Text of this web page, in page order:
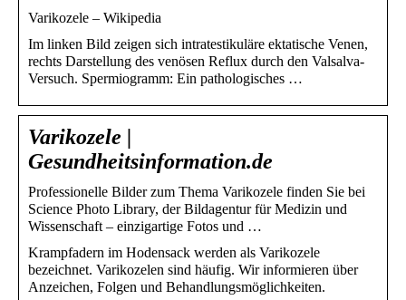
Varikozele – Wikipedia
Im linken Bild zeigen sich intratestikuläre ektatische Venen,
rechts Darstellung des venösen Reflux durch den Valsalva-
Versuch. Spermiogramm: Ein pathologisches …
Varikozele |
Gesundheitsinformation.de
Professionelle Bilder zum Thema Varikozele finden Sie bei
Science Photo Library, der Bildagentur für Medizin und
Wissenschaft – einzigartige Fotos und …
Krampfadern im Hodensack werden als Varikozele
bezeichnet. Varikozelen sind häufig. Wir informieren über
Anzeichen, Folgen und Behandlungsmöglichkeiten.